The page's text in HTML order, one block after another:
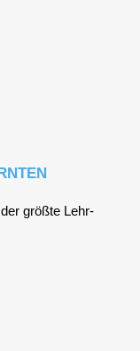
der größ­te Lehr­